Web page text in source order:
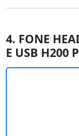
4. FONE
E USB H200